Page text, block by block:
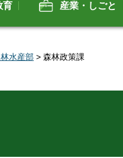
育 産業・しごと
水産部 > 森林政策課